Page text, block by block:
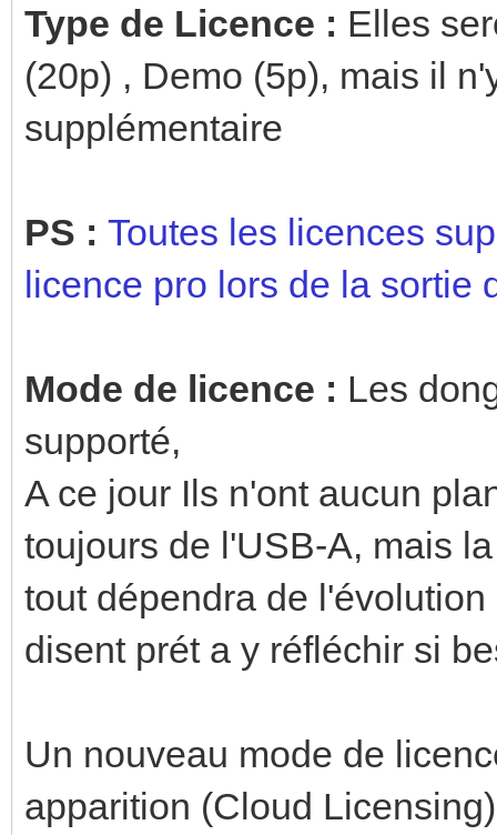
Type de Licence : Elles
(20p) , Demo (5p), mais il
supplémentaire
PS : Toutes les licences
licence pro lors de la sortie
Mode de licence : Les
supporté,
A ce jour Ils n'ont aucun
toujours de l'USB-A, mais
tout dépendra de
disent prét a y réfléchir si
Un nouveau mode de
apparition (Cloud